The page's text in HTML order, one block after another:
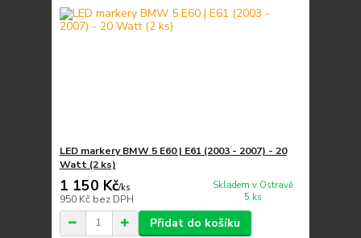
LED markery BMW 5 E60 | E61 (2003 - 2007) - 20
Watt (2 ks)
1 150 Kč/ks
950 Kč bez DPH
Skladem v Ostravě
5 ks
Přidat do košíku